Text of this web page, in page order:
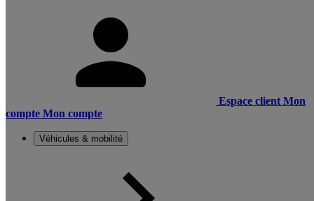
Espace client Mon
compte Mon compte
Véhicules & mobilité